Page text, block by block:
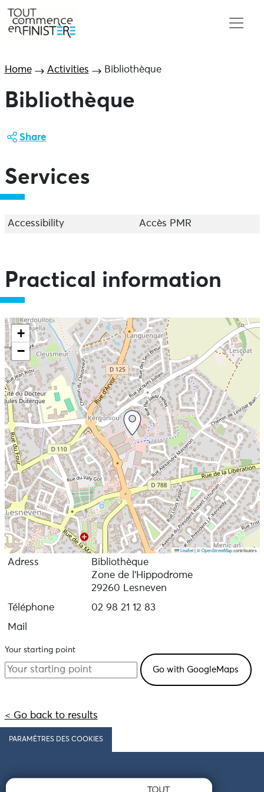
Home Activities Bibliothèque
Bibliothèque
Share
Services
Accessibility Accès PMR
Practical information
+
−
Leaflet |©OpenStreetMapcontributors
Adress
Bibliothèque
Zone de l'Hippodrome
29260 Lesneven
Téléphone
02 98 21 12 83
Mail
Your starting point
< Go back to results
PARAMÈTRES DES COOKIES